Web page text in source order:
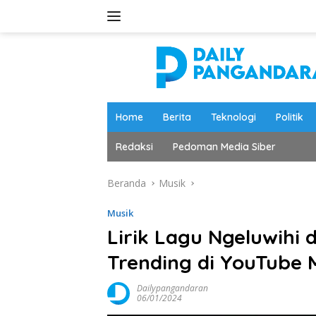
Home Berita Teknologi Politik
Redaksi Pedoman Media Siber
Beranda Musik
Musik
Lirik Lagu Ngeluwihi
Trending di YouTube
Dailypangandaran
06/01/2024